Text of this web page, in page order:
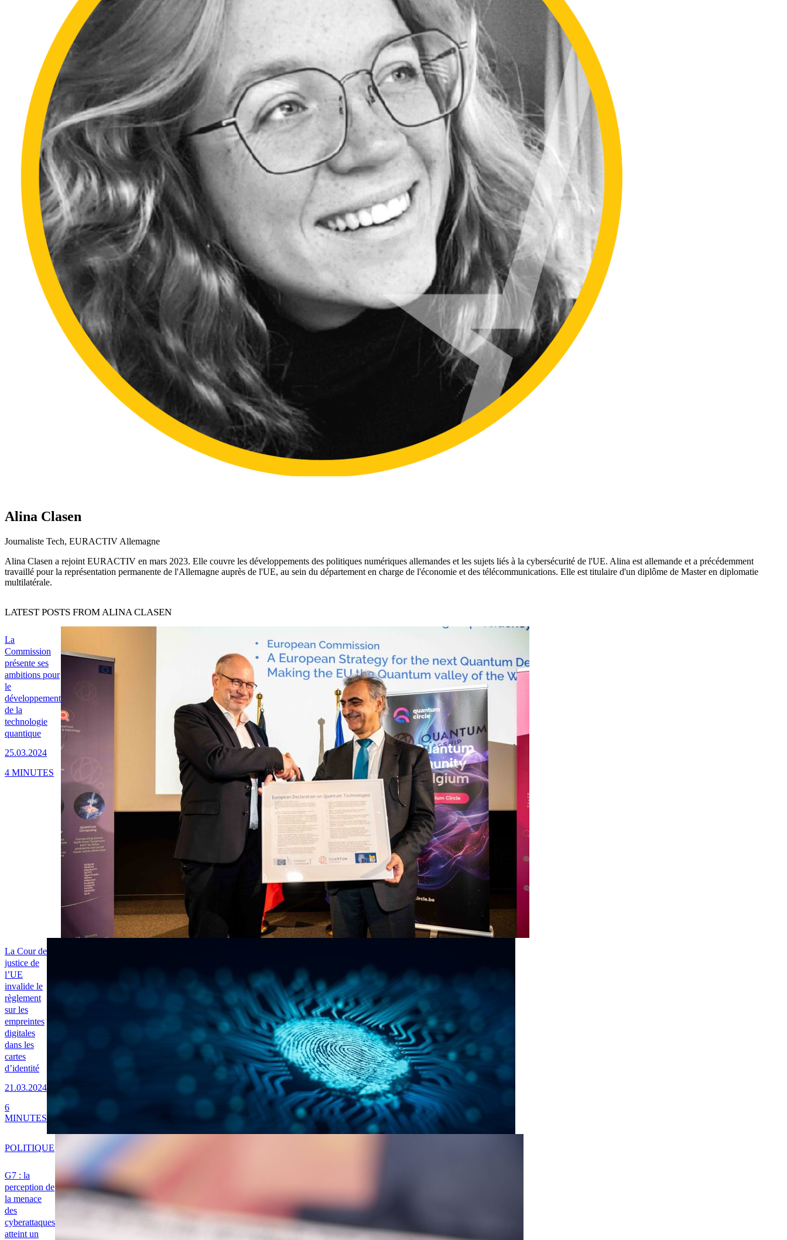
Alina Clasen
Journaliste Tech, EURACTIV Allemagne
Alina Clasen a rejoint EURACTIV en mars 2023. Elle couvre les développements des politiques numériques allemandes et les sujets liés à la cybersécurité de l'UE. Alina est allemande et a précédemment
travaillé pour la représentation permanente de l'Allemagne auprès de l'UE, au sein du département en charge de l'économie et des télécommunications. Elle est titulaire d'un diplôme de Master en diplomatie
multilatérale.
LATEST POSTS FROM ALINA CLASEN
La
Commission
présente ses
ambitions pour
le
développement
de la
technologie
quantique
25.03.2024
4 MINUTES
La Cour de
justice de
l’UE
invalide le
règlement
sur les
empreintes
digitales
dans les
cartes
d’identité
21.03.2024
6
MINUTES
G7 : la
perception de
la menace
des
cyberattaques
atteint un
POLITIQUE